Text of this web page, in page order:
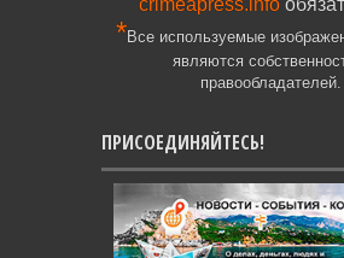
crimeapress.info
*Все используемые
являются
правообладателей.
ПРИСОЕДИНЯЙТЕСЬ!